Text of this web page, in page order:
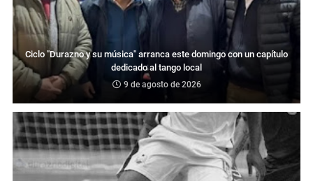
Ciclo "Durazno y su música" arranca este domingo con un capítulo
dedicado al tango local
9 de agosto de 2026